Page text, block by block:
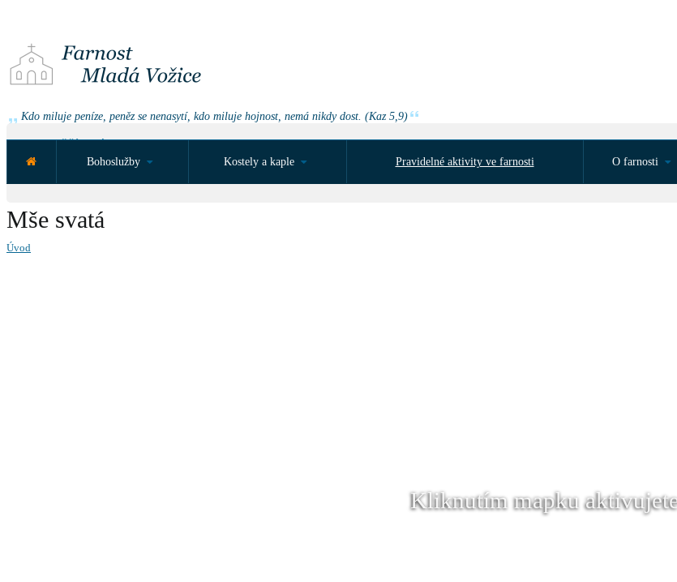
Kdo miluje peníze, peněz se nenasytí, kdo miluje hojnost, nemá nikdy dost. (Kaz 5,9)
Bohoslužby
Kostely a kaple Pravidelné aktivity ve farnosti O farnosti
Mše svatá
Úvod
Kliknutím mapku